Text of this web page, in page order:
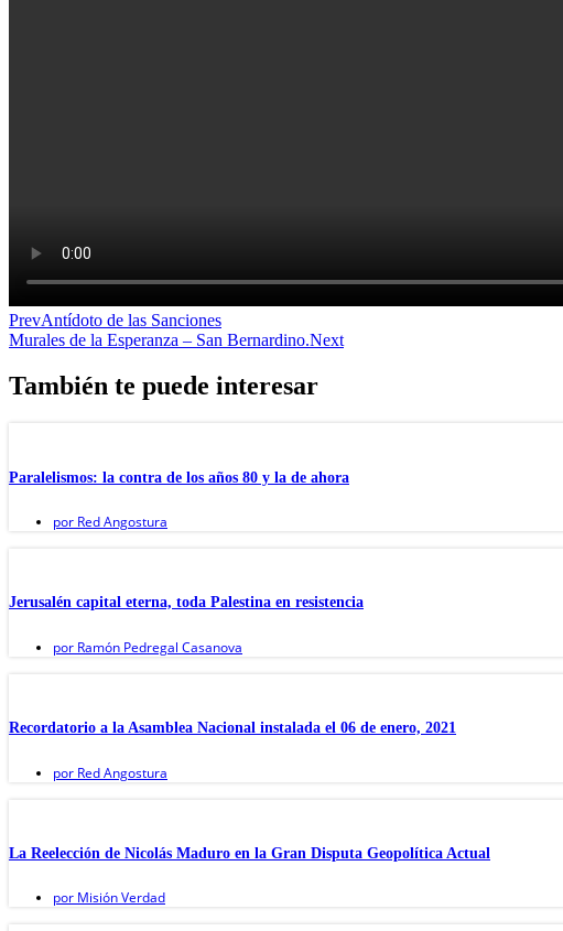
PrevAntídoto de las Sanciones
Murales de la Esperanza – San Bernardino.Next
También te puede interesar
Paralelismos: la contra de los años 80 y la de ahora
por Red Angostura
Jerusalén capital eterna, toda Palestina en resistencia
por Ramón Pedregal Casanova
Recordatorio a la Asamblea Nacional instalada el 06 de enero, 2021
por Red Angostura
La Reelección de Nicolás Maduro en la Gran Disputa Geopolítica Actual
por Misión Verdad